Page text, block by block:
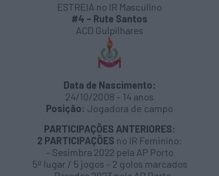
ESTREIA no IR Masculino
#4 – Rute Santos
ACD Gulpilhares
Data de Nascimento:
24/10/2008 – 14 anos
Posição: Jogadora de campo
PARTICIPAÇÕES ANTERIORES:
2 PARTICIPAÇÕES no IR Feminino:
– Sesimbra 2022 pela AP Porto
5º lugar / 5 jogos – 2 golos marcados